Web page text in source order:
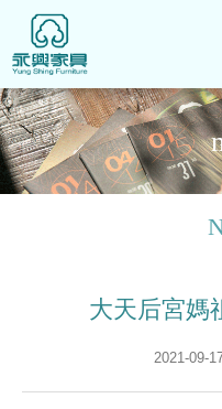
主選單
Business
News
Contact Us大天后宮媽
2021-09-